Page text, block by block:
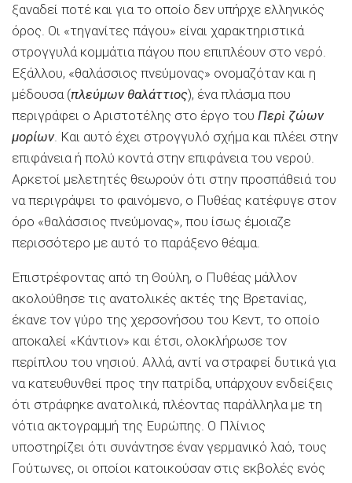
ξαναδεί ποτέ και για το οποίο δεν υπήρχε ελληνικός
όρος. Οι «τηγανίτες πάγου» είναι χαρακτηριστικά
στρογγυλά κομμάτια πάγου που επιπλέουν στο νερό.
Εξάλλου, «θαλάσσιος πνεύμονας» ονομαζόταν και η
μέδουσα (πλεύμων θαλάττιος), ένα πλάσμα που
περιγράφει ο Αριστοτέλης στο έργο του Περὶ ζώων
μορίων. Και αυτό έχει στρογγυλό σχήμα και πλέει στην
επιφάνεια ή πολύ κοντά στην επιφάνεια του νερού.
Αρκετοί μελετητές θεωρούν ότι στην προσπάθειά του
να περιγράψει το φαινόμενο, ο Πυθέας κατέφυγε στον
όρο «θαλάσσιος πνεύμονας», που ίσως έμοιαζε
περισσότερο με αυτό το παράξενο θέαμα.
Επιστρέφοντας από τη Θούλη, ο Πυθέας μάλλον
ακολούθησε τις ανατολικές ακτές της Βρετανίας,
έκανε τον γύρο της χερσονήσου του Κεντ, το οποίο
αποκαλεί «Κάντιον» και έτσι, ολοκλήρωσε τον
περίπλου του νησιού. Αλλά, αντί να στραφεί δυτικά για
να κατευθυνθεί προς την πατρίδα, υπάρχουν ενδείξεις
ότι στράφηκε ανατολικά, πλέοντας παράλληλα με τη
νότια ακτογραμμή της Ευρώπης. Ο Πλίνιος
υποστηρίζει ότι συνάντησε έναν γερμανικό λαό, τους
Γούτωνες, οι οποίοι κατοικούσαν στις εκβολές ενός